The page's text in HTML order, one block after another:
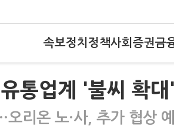
속보정치 정책사회 증권금
통업계 '불씨 확
리온 노·사, 추가 협상